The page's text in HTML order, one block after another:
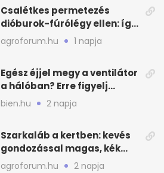
Csalétkes permetezés
dióburok-fúrólégy ellen: így
csináld a kertben
agroforum.hu 1 napja
Egész éjjel megy a ventilátor
a hálóban? Erre figyelj
alvásnál nyáron
bien.hu 2 napja
Szarkaláb a kertben: kevés
gondozással magas, kék
virágfalat ad
agroforum.hu 2 napja